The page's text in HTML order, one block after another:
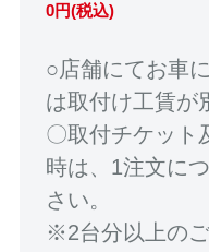
0円(税込)
○店舗にてお車
は取付け工賃が
〇取付チケット
時は、1注文に
さい。
※2台分以上の